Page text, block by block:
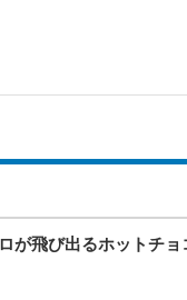
が飛び出るホットチョ